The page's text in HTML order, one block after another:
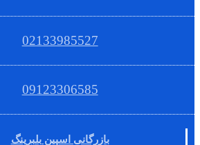
02133985527
09123306585
بازرگانی اسپین بلبرینگ